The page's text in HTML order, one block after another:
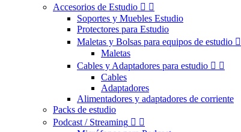
Accesorios de Estudio  
Soportes y Muebles Estudio
Protectores para Estudio
Maletas y Bolsas para equipos de estudio 
Maletas
Cables y Adaptadores para estudio  
Cables
Adaptadores
Alimentadores y adaptadores de corriente
Packs de estudio
Podcast / Streaming  